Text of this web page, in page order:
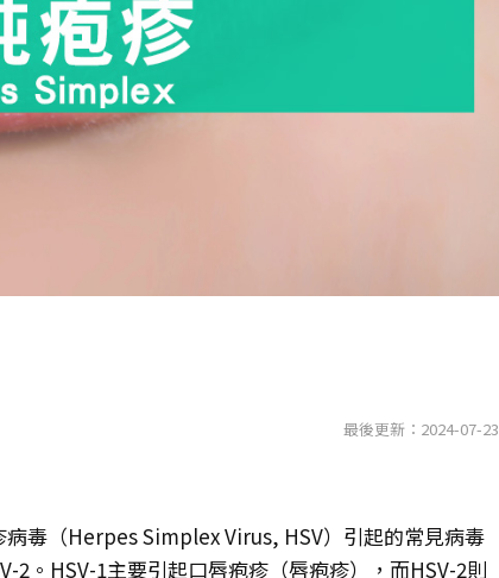
最後更新：2024-07-23
毒（Herpes Simplex Virus, HSV）引起的常見病毒
2。HSV-1主要引起口唇疱疹（唇疱疹），而HSV-2則